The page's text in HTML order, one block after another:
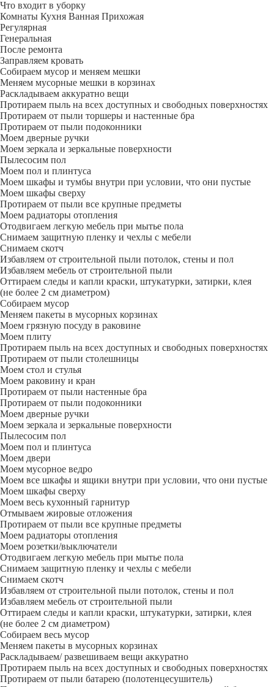
Что входит в уборку
Регу­лярная
Гене­ральная
После ремонта
Заправляем кровать
Собираем мусор и меняем мешки
Меняем мусорные мешки в корзинах
Раскладываем аккуратно вещи
Протираем пыль на всех доступных и свободных поверхностях
Протираем от пыли торшеры и настенные бра
Протираем от пыли подоконники
Моем дверные ручки
Моем зеркала и зеркальные поверхности
Пылесосим пол
Моем пол и плинтуса
Моем шкафы и тумбы внутри при условии, что они пустые
Моем шкафы сверху
Протираем от пыли все крупные предметы
Моем радиаторы отопления
Отодвигаем легкую мебель при мытье пола
Снимаем защитную пленку и чехлы с мебели
Снимаем скотч
Избавляем от строительной пыли потолок, стены и пол
Избавляем мебель от строительной пыли
Оттираем следы и капли краски, штукатурки, затирки, клея
(не более 2 см диаметром)
Собираем мусор
Меняем пакеты в мусорных корзинах
Моем грязную посуду в раковине
Моем плиту
Протираем пыль на всех доступных и свободных поверхностях
Протираем от пыли столешницы
Моем стол и стулья
Моем раковину и кран
Протираем от пыли настенные бра
Протираем от пыли подоконники
Моем дверные ручки
Моем зеркала и зеркальные поверхности
Пылесосим пол
Моем пол и плинтуса
Моем двери
Моем мусорное ведро
Моем все шкафы и ящики внутри при условии, что они пустые
Моем шкафы сверху
Моем весь кухонный гарнитур
Отмываем жировые отложения
Протираем от пыли все крупные предметы
Моем радиаторы отопления
Моем розетки/выключатели
Отодвигаем легкую мебель при мытье пола
Снимаем защитную пленку и чехлы с мебели
Снимаем скотч
Избавляем от строительной пыли потолок, стены и пол
Избавляем мебель от строительной пыли
Оттираем следы и капли краски, штукатурки, затирки, клея
(не более 2 см диаметром)
Собираем весь мусор
Меняем пакеты в мусорных корзинах
Раскладываем/ развешиваем вещи аккуратно
Протираем пыль на всех доступных и свободных поверхностях
Протираем от пыли батарею (полотенцесушитель)